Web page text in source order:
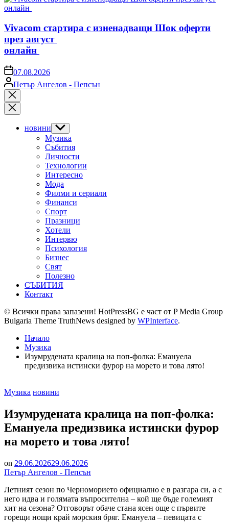
Vivacom стартира с изненадващи Шок оферти
през август
онлайн
on07.08.2026
Posted
by
Петър Ангелов - Пепсън
Close
search
новини Show
sub
menu
Музика
Събития
Личности
Технологии
Интересно
Мода
Филми и сериали
Финанси
Спорт
Празници
Хотели
Интервю
Психология
Бизнес
Свят
Полезно
СЪБИТИЯ
Контакт
© Всички права запазени! HotPressBG е част от P Media Group
Bulgaria Theme TruthNews designed by WPInterface.
Начало
Музика
Изумрудената кралица на поп-фолка: Емануела
предизвика истински фурор на морето и това лято!
Posted
Музика новини
Изумрудената кралица на поп-фолка:
Емануела предизвика истински фурор
на морето и това лято!
on 29.06.202629.06.2026
Петър Ангелов - Пепсън
​Летният сезон по Черноморието официално е в разгара си, а с
него идва и голямата въпросителна – кой ще бъде големият
хит на сезона? Отговорът обаче стана ясен още с първите
горещи нощи край морския бряг. Емануела – певицата с